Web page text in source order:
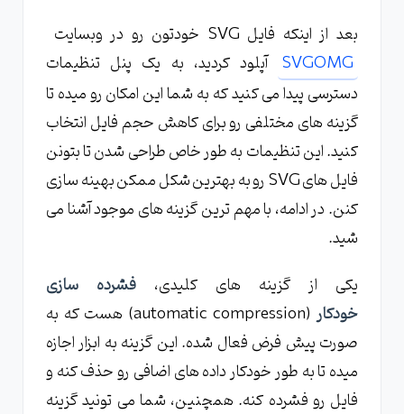
بعد از اینکه فایل SVG خودتون رو در وبسایت
SVGOMG آپلود کردید، به یک پنل تنظیمات
دسترسی پیدا می کنید که به شما این امکان رو میده تا
گزینه های مختلفی رو برای کاهش حجم فایل انتخاب
کنید. این تنظیمات به طور خاص طراحی شدن تا بتونن
فایل های SVG رو به بهترین شکل ممکن بهینه سازی
کنن. در ادامه، با مهم ترین گزینه های موجود آشنا می
شید.
یکی از گزینه های کلیدی، فشرده سازی
خودکار
(automatic compression) هست که به
صورت پیش فرض فعال شده. این گزینه به ابزار اجازه
میده تا به طور خودکار داده های اضافی رو حذف کنه و
فایل رو فشرده کنه. همچنین، شما می تونید گزینه